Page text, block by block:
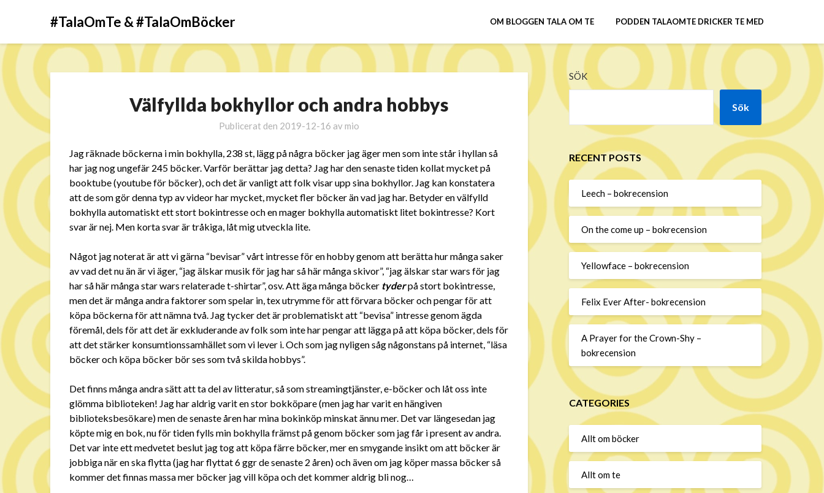
#TalaOmTe & #TalaOmBöcker OM BLOGGEN TALA OM TE PODDEN TALAOMTE DRICKER TE MED
Välfyllda bokhyllor och andra hobbys
Publicerat den 2019-12-16 av mio
Jag räknade böckerna i min bokhylla, 238 st, lägg på några böcker jag äger men som inte står i hyllan så
har jag nog ungefär 245 böcker. Varför berättar jag detta? Jag har den senaste tiden kollat mycket på
booktube (youtube för böcker), och det är vanligt att folk visar upp sina bokhyllor. Jag kan konstatera
att de som gör denna typ av videor har mycket, mycket fler böcker än vad jag har. Betyder en välfylld
bokhylla automatiskt ett stort bokintresse och en mager bokhylla automatiskt litet bokintresse? Kort
svar är nej. Men korta svar är tråkiga, låt mig utveckla lite.
Något jag noterat är att vi gärna “bevisar” vårt intresse för en hobby genom att berätta hur många saker
av vad det nu än är vi äger, “jag älskar musik för jag har så här många skivor”, “jag älskar star wars för jag
har så här många star wars relaterade t-shirtar”, osv. Att äga många böcker tyderpå stort bokintresse,
men det är många andra faktorer som spelar in, tex utrymme för att förvara böcker och pengar för att
köpa böckerna för att nämna två. Jag tycker det är problematiskt att “bevisa” intresse genom ägda
föremål, dels för att det är exkluderande av folk som inte har pengar att lägga på att köpa böcker, dels för
att det stärker konsumtionssamhället som vi lever i. Och som jag nyligen såg någonstans på internet, “läsa
böcker och köpa böcker bör ses som två skilda hobbys”.
Det finns många andra sätt att ta del av litteratur, så som streamingtjänster, e-böcker och låt oss inte
glömma biblioteken! Jag har aldrig varit en stor bokköpare (men jag har varit en hängiven
biblioteksbesökare) men de senaste åren har mina bokinköp minskat ännu mer. Det var längesedan jag
köpte mig en bok, nu för tiden fylls min bokhylla främst på genom böcker som jag får i present av andra.
Det var inte ett medvetet beslut jag tog att köpa färre böcker, mer en smygande insikt om att böcker är
jobbiga när en ska flytta (jag har flyttat 6 ggr de senaste 2 åren) och även om jag köper massa böcker så
kommer det finnas massa mer böcker jag vill köpa och det kommer aldrig bli nog…
SÖK
Sök
RECENT POSTS
Leech – bokrecension
On the come up – bokrecension
Yellowface – bokrecension
Felix Ever After- bokrecension
A Prayer for the Crown-Shy –
bokrecension
CATEGORIES
Allt om böcker
Allt om te